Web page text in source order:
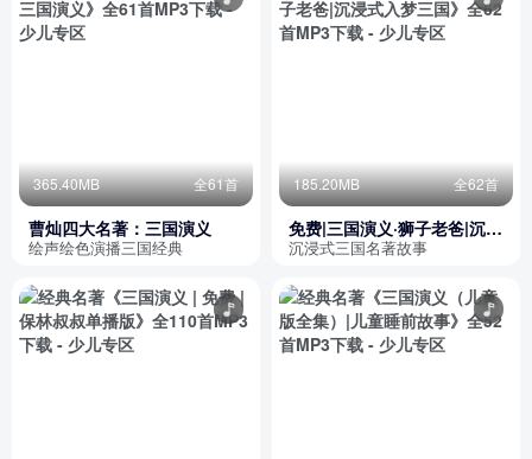
365.40MB 全61首
曹灿四大名著：三国演义
绘声绘色演播三国经典
185.20MB 全62首
免费|三国演义·狮子老爸|沉浸
式入梦三国
沉浸式三国名著故事